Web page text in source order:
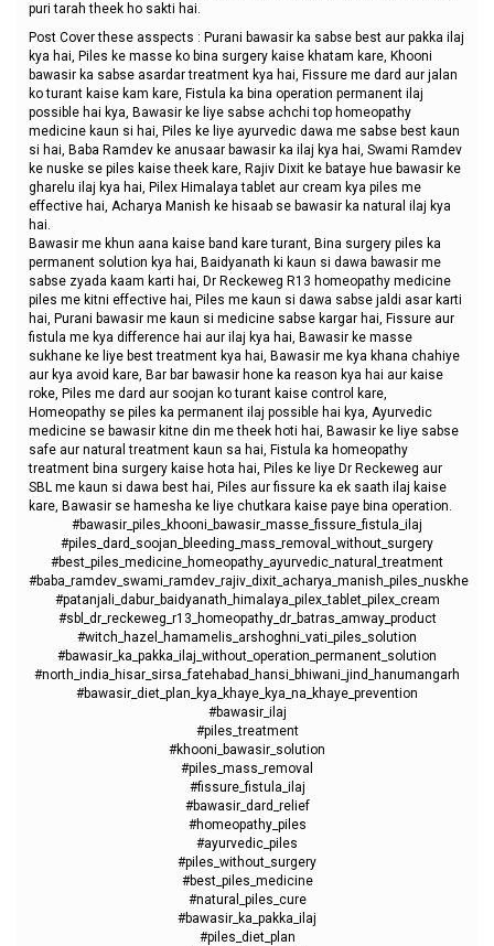
puri tarah theek ho sakti hai.
Post Cover these asspects : Purani bawasir ka sabse best aur pakka ilaj
kya hai, Piles ke masse ko bina surgery kaise khatam kare, Khooni
bawasir ka sabse asardar treatment kya hai, Fissure me dard aur jalan
ko turant kaise kam kare, Fistula ka bina operation permanent ilaj
possible hai kya, Bawasir ke liye sabse achchi top homeopathy
medicine kaun si hai, Piles ke liye ayurvedic dawa me sabse best kaun
si hai, Baba Ramdev ke anusaar bawasir ka ilaj kya hai, Swami Ramdev
ke nuske se piles kaise theek kare, Rajiv Dixit ke bataye hue bawasir ke
gharelu ilaj kya hai, Pilex Himalaya tablet aur cream kya piles me
effective hai, Acharya Manish ke hisaab se bawasir ka natural ilaj kya
hai.
Bawasir me khun aana kaise band kare turant, Bina surgery piles ka
permanent solution kya hai, Baidyanath ki kaun si dawa bawasir me
sabse zyada kaam karti hai, Dr Reckeweg R13 homeopathy medicine
piles me kitni effective hai, Piles me kaun si dawa sabse jaldi asar karti
hai, Purani bawasir me kaun si medicine sabse kargar hai, Fissure aur
fistula me kya difference hai aur ilaj kya hai, Bawasir ke masse
sukhane ke liye best treatment kya hai, Bawasir me kya khana chahiye
aur kya avoid kare, Bar bar bawasir hone ka reason kya hai aur kaise
roke, Piles me dard aur soojan ko turant kaise control kare,
Homeopathy se piles ka permanent ilaj possible hai kya, Ayurvedic
medicine se bawasir kitne din me theek hoti hai, Bawasir ke liye sabse
safe aur natural treatment kaun sa hai, Fistula ka homeopathy
treatment bina surgery kaise hota hai, Piles ke liye Dr Reckeweg aur
SBL me kaun si dawa best hai, Piles aur fissure ka ek saath ilaj kaise
kare, Bawasir se hamesha ke liye chutkara kaise paye bina operation.
#bawasir_piles_khooni_bawasir_masse_fissure_fistula_ilaj
#piles_dard_soojan_bleeding_mass_removal_without_surgery
#best_piles_medicine_homeopathy_ayurvedic_natural_treatment
#baba_ramdev_swami_ramdev_rajiv_dixit_acharya_manish_piles_nuskhe
#patanjali_dabur_baidyanath_himalaya_pilex_tablet_pilex_cream
#sbl_dr_reckeweg_r13_homeopathy_dr_batras_amway_product
#witch_hazel_hamamelis_arshoghni_vati_piles_solution
#bawasir_ka_pakka_ilaj_without_operation_permanent_solution
#north_india_hisar_sirsa_fatehabad_hansi_bhiwani_jind_hanumangarh
#bawasir_diet_plan_kya_khaye_kya_na_khaye_prevention
#bawasir_ilaj
#piles_treatment
#khooni_bawasir_solution
#piles_mass_removal
#fissure_fistula_ilaj
#bawasir_dard_relief
#homeopathy_piles
#ayurvedic_piles
#piles_without_surgery
#best_piles_medicine
#natural_piles_cure
#bawasir_ka_pakka_ilaj
#piles_diet_plan